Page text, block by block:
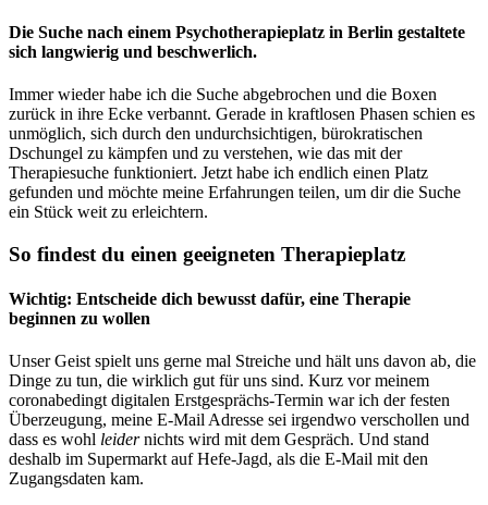
Die Suche nach einem Psychotherapieplatz in Berlin gestaltete
sich langwierig und beschwerlich.
Immer wieder habe ich die Suche abgebrochen und die Boxen
zurück in ihre Ecke verbannt. Gerade in kraftlosen Phasen schien es
unmöglich, sich durch den undurchsichtigen, bürokratischen
Dschungel zu kämpfen und zu verstehen, wie das mit der
Therapiesuche funktioniert. Jetzt habe ich endlich einen Platz
gefunden und möchte meine Erfahrungen teilen, um dir die Suche
ein Stück weit zu erleichtern.
So findest du einen geeigneten Therapieplatz
Wichtig: Entscheide dich bewusst dafür, eine Therapie
beginnen zu wollen
Unser Geist spielt uns gerne mal Streiche und hält uns davon ab, die
Dinge zu tun, die wirklich gut für uns sind. Kurz vor meinem
coronabedingt digitalen Erstgesprächs-Termin war ich der festen
Überzeugung, meine E-Mail Adresse sei irgendwo verschollen und
dass es wohl leidernichts wird mit dem Gespräch. Und stand
deshalb im Supermarkt auf Hefe-Jagd, als die E-Mail mit den
Zugangsdaten kam.